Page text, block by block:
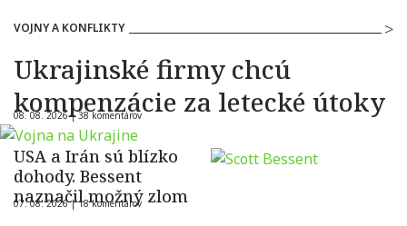
VOJNY A KONFLIKTY
Ukrajinské firmy chcú
kompenzácie za letecké útoky
08. 08. 2026 |38 komentárov
USA a Irán sú blízko
dohody. Bessent
naznačil možný zlom
07. 08. 2026 |18 komentárov